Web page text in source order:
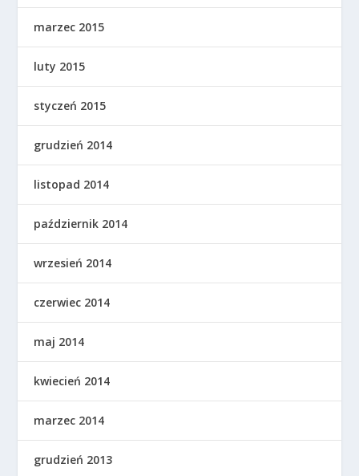
marzec 2015
luty 2015
styczeń 2015
grudzień 2014
listopad 2014
październik 2014
wrzesień 2014
czerwiec 2014
maj 2014
kwiecień 2014
marzec 2014
grudzień 2013